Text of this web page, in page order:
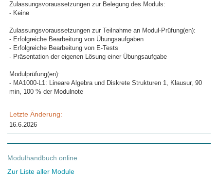
Zulassungsvoraussetzungen zur Belegung des Moduls:
- Keine
Zulassungsvoraussetzungen zur Teilnahme an Modul-Prüfung(en):
- Erfolgreiche Bearbeitung von Übungsaufgaben
- Erfolgreiche Bearbeitung von E-Tests
- Präsentation der eigenen Lösung einer Übungsaufgabe
Modulprüfung(en):
- MA1000-L1: Lineare Algebra und Diskrete Strukturen 1, Klausur, 90
min, 100 % der Modulnote
Letzte Änderung:
16.6.2026
Modulhandbuch online
Zur Liste aller Module